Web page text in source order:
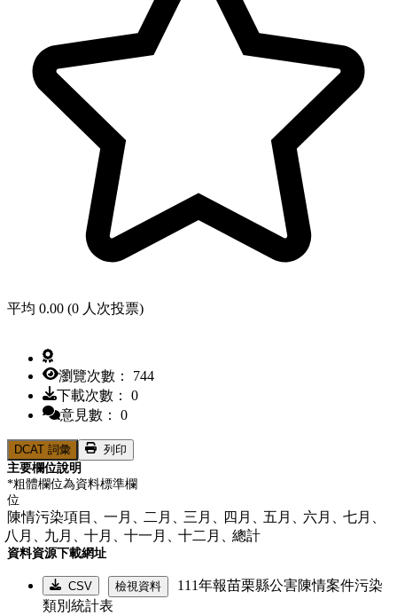
平均 0.00 (0 人次投票)
瀏覽次數： 744
下載次數： 0
意見數： 0
DCAT 詞彙
列印
主要欄位說明
*粗體欄位為資料標準欄
位
陳情污染項目、一月、二月、三月、 四月、五月、六月、七月、
八月、九月、十月、十一月、十二月、總計
資料資源下載網址
CSV 檢視資料
111年報苗栗縣公害陳情案件污染
類別統計表